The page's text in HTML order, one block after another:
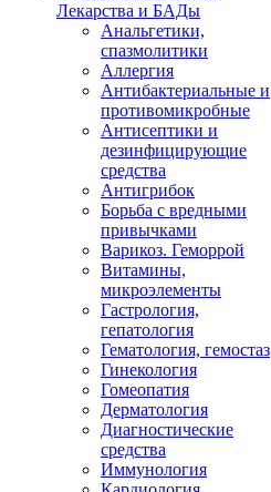
Лекарства и БАДы
Анальгетики,
спазмолитики
Аллергия
Антибактериальные и
противомикробные
Антисептики и
дезинфицирующие
средства
Антигрибок
Борьба с вредными
привычками
Варикоз. Геморрой
Витамины,
микроэлементы
Гастрология,
гепатология
Гематология, гемостаз
Гинекология
Гомеопатия
Дерматология
Диагностические
средства
Иммунология